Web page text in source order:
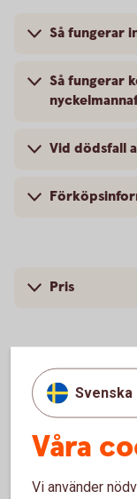
Så fungerar
Så fungerar
Vid dödsfall
Pris
Swedbank
Svenska
Våra
Vi använder